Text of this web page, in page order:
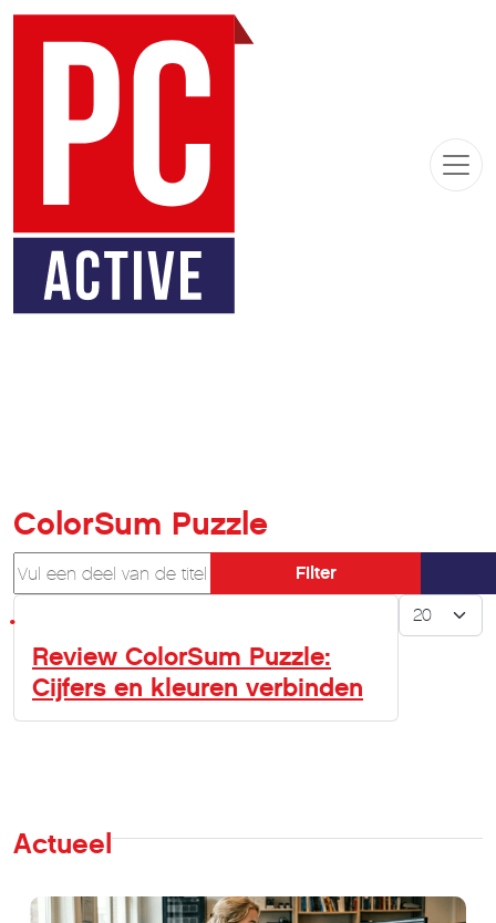
ColorSum Puzzle
Vul een deel van de titel in
Filter
Toon #
Review ColorSum Puzzle:
Cijfers en kleuren verbinden
Actueel